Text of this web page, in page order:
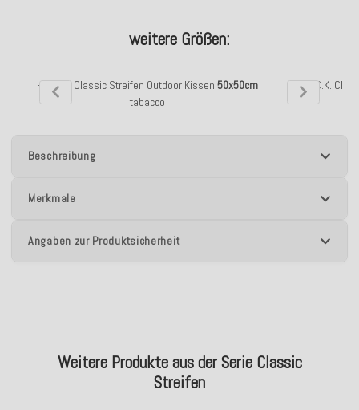
weitere Größen:
H.O.C.K. Classic Streifen Outdoor Kissen 50x50cm
tabacco
H.O.C.K.
Beschreibung
Merkmale
Angaben zur Produktsicherheit
Weitere Produkte aus der Serie Classic
Streifen